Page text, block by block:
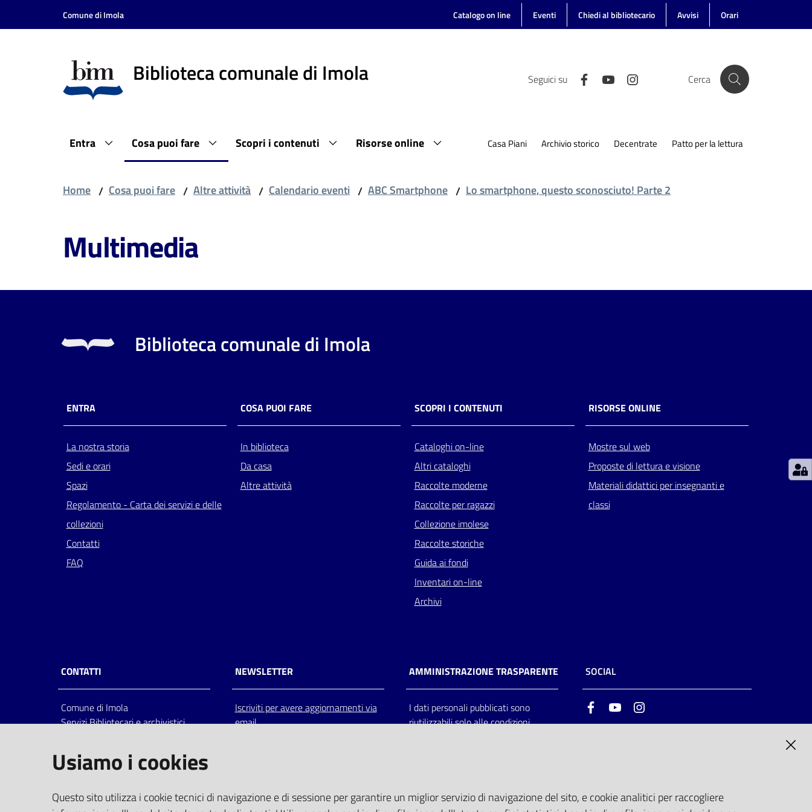
Vai al contenuto
Vai alla navigazione
Comune di Imola Catalogo on line Eventi Chiedi al bibliotecario Avvisi Orari
Biblioteca comunale di Imola Seguici su Cerca
Entra Cosa puoi fare Scopri i contenuti Risorse online Casa Piani Archivio storico Decentrate Patto per la lettura
Home / Cosa puoi fare / Altre attività / Calendario eventi / ABC Smartphone / Lo smartphone, questo sconosciuto! Parte 2
Multimedia
Biblioteca comunale di Imola
ENTRA
La nostra storia
Sedi e orari
Spazi
Regolamento - Carta dei servizi e delle
collezioni
Contatti
FAQ
COSA PUOI FARE
In biblioteca
Da casa
Altre attività
SCOPRI I CONTENUTI
Cataloghi on-line
Altri cataloghi
Raccolte moderne
Raccolte per ragazzi
Collezione imolese
Raccolte storiche
Guida ai fondi
Inventari on-line
Archivi
RISORSE ONLINE
Mostre sul web
Proposte di lettura e visione
Materiali didattici per insegnanti e
classi
CONTATTI
Comune di Imola
Servizi Bibliotecari e archivistici
Italia
centralino: tel 0542.6026.36 fax
bim@comune.imola.bo.it
PEC
NEWSLETTER
Iscriviti per avere aggiornamenti via
email
AMMINISTRAZIONE TRASPARENTE
I dati personali pubblicati sono
riutilizzabili solo alle condizioni
SOCIAL
FacebookYoutube
Usiamo i cookies
Questo sito utilizza i cookie tecnici di navigazione e di sessione per garantire un miglior servizio di navigazione del sito, e cookie analitici per raccogliere